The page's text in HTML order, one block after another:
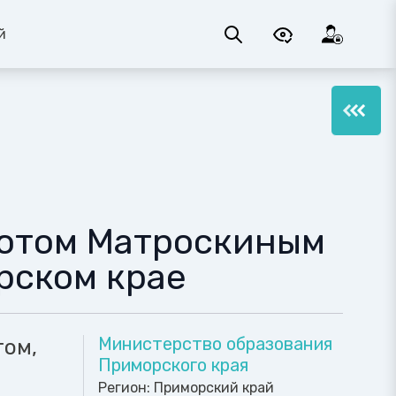
Матроскиным
крае
Министерство образования
Приморского края
Регион: Приморский край